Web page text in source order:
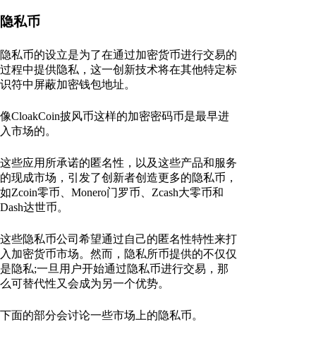
隐私币
隐私币的设立是为了在通过加密货币进行交易的
过程中提供隐私，这一创新技术将在其他特定标
识符中屏蔽加密钱包地址。
像CloakCoin披风币这样的加密密码币是最早进
入市场的。
这些应用所承诺的匿名性，以及这些产品和服务
的现成市场，引发了创新者创造更多的隐私币，
如Zcoin零币、Monero门罗币、Zcash大零币和
Dash达世币。
这些隐私币公司希望通过自己的匿名性特性来打
入加密货币市场。然而，隐私所币提供的不仅仅
是隐私;一旦用户开始通过隐私币进行交易，那
么可替代性又会成为另一个优势。
下面的部分会讨论一些市场上的隐私币。